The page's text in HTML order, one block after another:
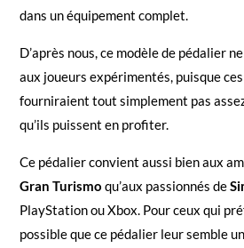
dans un équipement complet.
D’après nous, ce modèle de pédalier
aux joueurs expérimentés, puisque
fourniraient tout simplement pas
qu’ils puissent en profiter.
Ce pédalier convient aussi bien aux
Gran Turismo qu’aux passionnés de
PlayStation ou Xbox. Pour ceux qui
possible que ce pédalier leur semble